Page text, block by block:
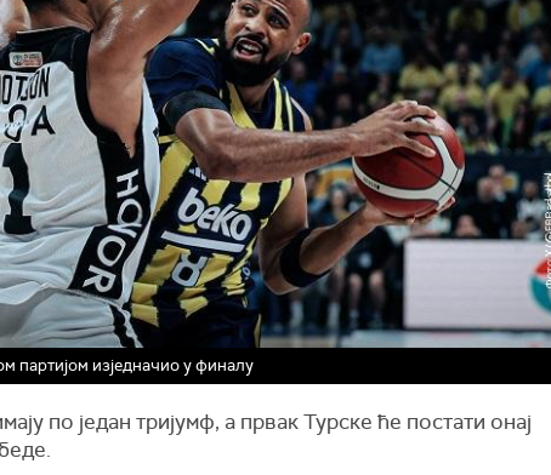
партијом изједначио у финалу
по један тријумф, а првак Турске ће постати онај